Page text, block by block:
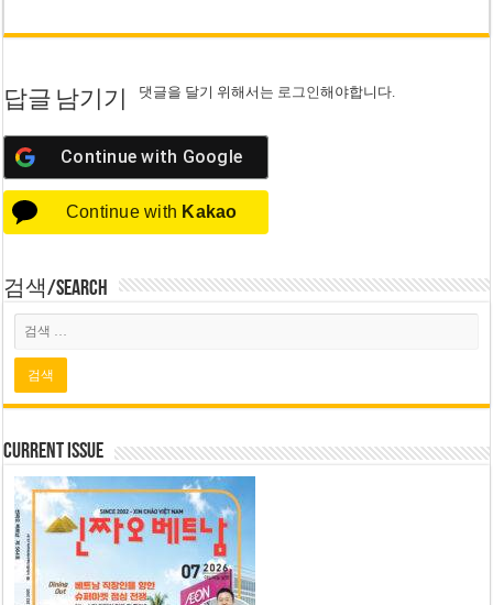
답글 남기기 댓글을 달기 위해서는 로그인해야합니다.
Continue with Google
Continue with Kakao
검색/Search
Current Issue